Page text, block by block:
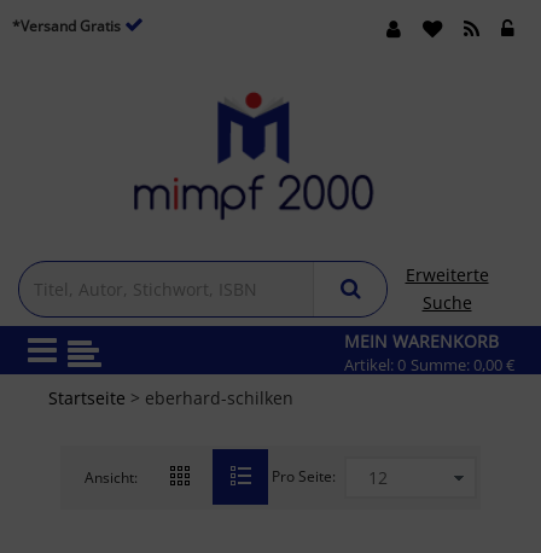
*Versand Gratis
Erweiterte
Suche
MEIN WARENKORB
Artikel: 0 Summe: 0,00 €
Startseite > eberhard-schilken
Ansicht: Pro Seite: